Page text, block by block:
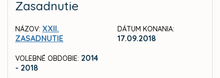
Zasadnutie
NÁZOV: XXII.
ZASADNUTIE
VOLEBNÉ OBDOBIE: 2014
- 2018
DÁTUM KONANIA:
17.09.2018